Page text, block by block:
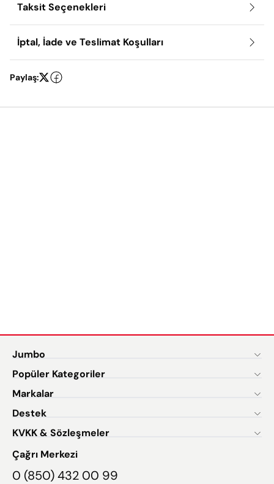
Taksit Seçenekleri
İptal, İade ve Teslimat Koşulları
Paylaş:
Jumbo
Popüler Kategoriler
Markalar
Destek
KVKK & Sözleşmeler
Çağrı Merkezi
0 (850) 432 00 99